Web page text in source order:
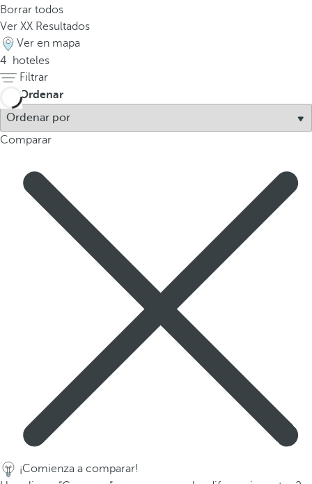
j
o
p
a
r
n
a
v
ó
n
Borrar todos
Ver XX Resultados
Ver en mapa
4
hoteles
Filtrar
Ordenar
Comparar
¡Comienza a comparar!